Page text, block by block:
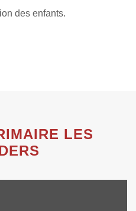
des enfants.
LES